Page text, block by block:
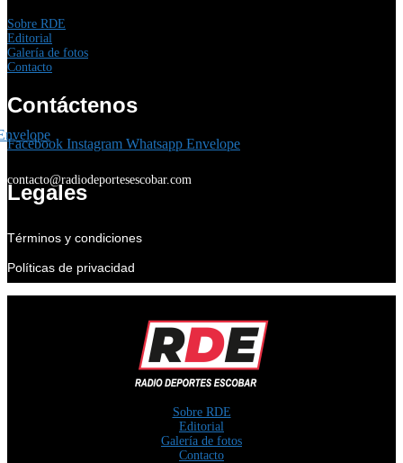
Sobre RDE
Editorial
Galería de fotos
Contacto
Contáctenos
Facebook Instagram Whatsapp Envelope
contacto@radiodeportesescobar.com
Legales
Términos y condiciones
Políticas de privacidad
Sobre RDE
Editorial
Galería de fotos
Contacto